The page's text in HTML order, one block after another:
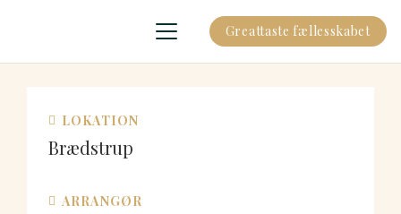
Greattaste fællesskabet
LOKATION
Brædstrup
ARRANGØR